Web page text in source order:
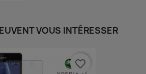
VOUS INTÉRESSER
favorite_border